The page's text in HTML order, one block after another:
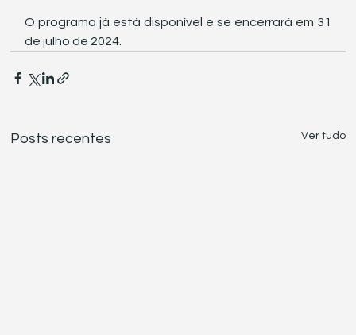
O programa já está disponível e se encerrará em 31
de julho de 2024.
Posts recentes Ver tudo